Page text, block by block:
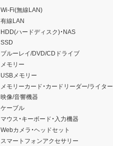
Wi-Fi(無線LAN)
有線LAN
HDD(ハードディスク)・NAS
SSD
ブルーレイ/DVD/CDドライブ
メモリー
USBメモリー
メモリーカード・カードリーダー/ライター
映像/音響機器
ケーブル
マウス・キーボード・入力機器
Webカメラ・ヘッドセット
スマートフォンアクセサリー